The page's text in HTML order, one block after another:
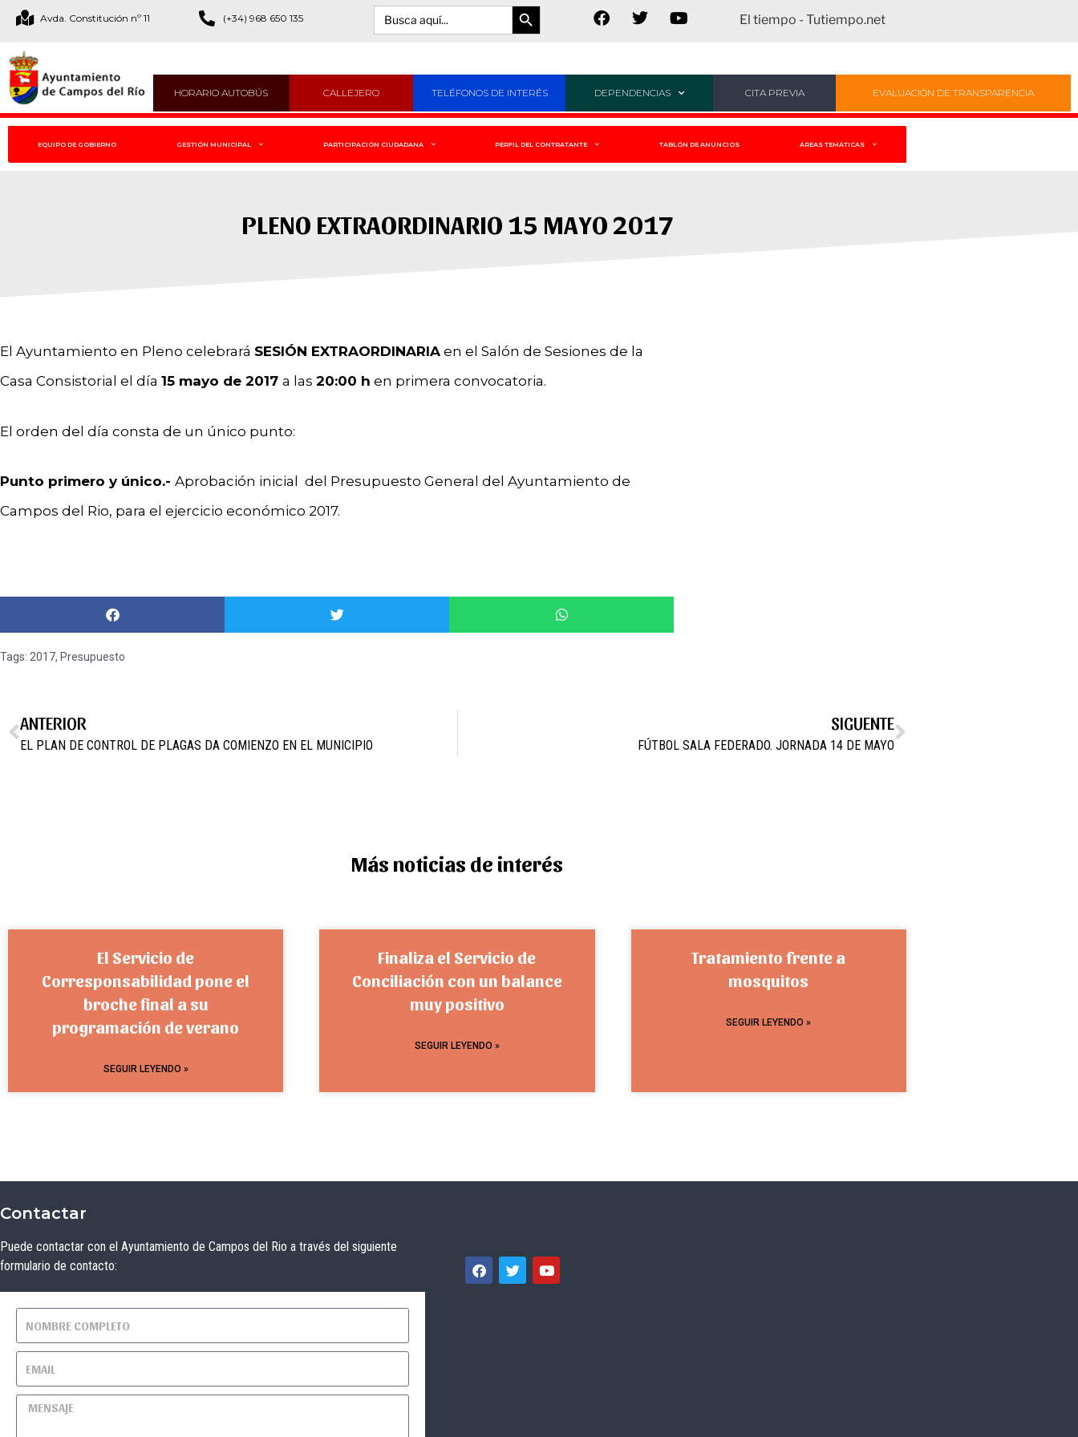
Avda. Constitución nº 11 (+34) 968 650 135 Buscar:
Botón de búsqueda
El tiempo - Tutiempo.net
HORARIO AUTOBÚS CALLEJERO TELÉFONOS DE INTERÉS DEPENDENCIAS CITA PREVIA EVALUACIÓN DE TRANSPARENCIA
EQUIPO DE GOBIERNO GESTIÓN MUNICIPAL PARTICIPACIÓN CIUDADANA PERFIL DEL CONTRATANTE TABLÓN DE ANUNCIOS ÁREAS TEMÁTICAS
PLENO EXTRAORDINARIO 15 MAYO 2017
El Ayuntamiento en Pleno celebrará SESIÓN EXTRAORDINARIA en el Salón de Sesiones de la
Casa Consistorial el día 15 mayo de 2017 a las 20:00 h en primera convocatoria.
El orden del día consta de un único punto:
Punto primero y único.- Aprobación inicial del Presupuesto General del Ayuntamiento de
Campos del Rio, para el ejercicio económico 2017.
Tags: 2017, Presupuesto
ANTERIOR
EL PLAN DE CONTROL DE PLAGAS DA COMIENZO EN EL MUNICIPIO
SIGUENTE
FÚTBOL SALA FEDERADO. JORNADA 14 DE MAYO
Más noticias de interés
El Servicio de
Corresponsabilidad pone el
broche final a su
programación de verano
SEGUIR LEYENDO »
Finaliza el Servicio de
Conciliación con un balance
muy positivo
SEGUIR LEYENDO »
Tratamiento frente a
mosquitos
SEGUIR LEYENDO »
Contactar
Puede contactar con el Ayuntamiento de Campos del Rio a través del siguiente
formulario de contacto: